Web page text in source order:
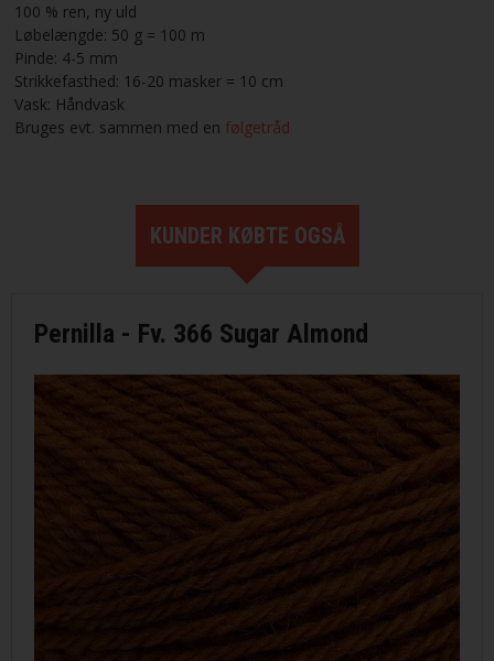
100 % ren, ny uld
Løbelængde: 50 g = 100 m
Pinde: 4-5 mm
Strikkefasthed: 16-20 masker = 10 cm
Vask: Håndvask
Bruges evt. sammen med en følgetråd
KUNDER KØBTE OGSÅ
Pernilla - Fv. 366 Sugar Almond